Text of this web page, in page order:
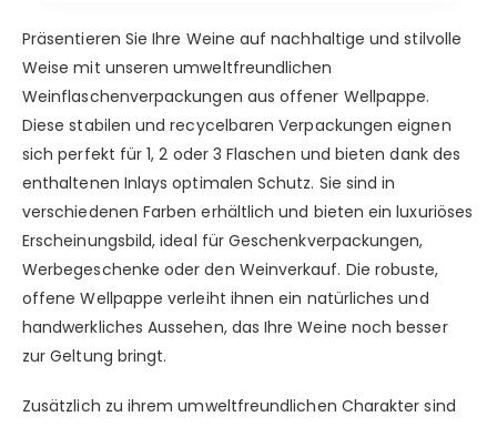
Präsentieren Sie Ihre Weine auf nachhaltige und stilvolle
Weise mit unseren umweltfreundlichen
Weinflaschenverpackungen aus offener Wellpappe.
Diese stabilen und recycelbaren Verpackungen eignen
sich perfekt für 1, 2 oder 3 Flaschen und bieten dank des
enthaltenen Inlays optimalen Schutz. Sie sind in
verschiedenen Farben erhältlich und bieten ein luxuriöses
Erscheinungsbild, ideal für Geschenkverpackungen,
Werbegeschenke oder den Weinverkauf. Die robuste,
offene Wellpappe verleiht ihnen ein natürliches und
handwerkliches Aussehen, das Ihre Weine noch besser
zur Geltung bringt.
Zusätzlich zu ihrem umweltfreundlichen Charakter sind